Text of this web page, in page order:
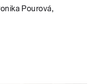
Pourová,